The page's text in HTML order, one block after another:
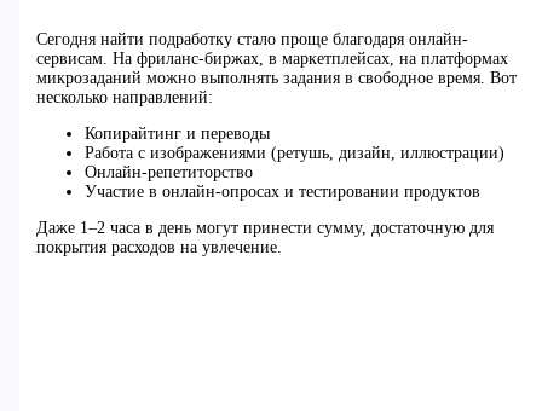
Сегодня найти подработку стало проще благодаря онлайн-
сервисам. На фриланс-биржах, в маркетплейсах, на платформах
микрозаданий можно выполнять задания в свободное время. Вот
несколько направлений:
Копирайтинг и переводы
Работа с изображениями (ретушь, дизайн, иллюстрации)
Онлайн-репетиторство
Участие в онлайн-опросах и тестировании продуктов
Даже 1–2 часа в день могут принести сумму, достаточную для
покрытия расходов на увлечение.